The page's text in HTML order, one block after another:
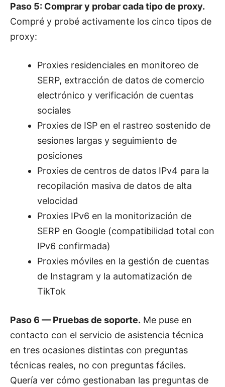
Paso 5: Comprar y probar cada tipo de proxy.
Compré y probé activamente los cinco tipos de
proxy:
Proxies residenciales en monitoreo de
SERP, extracción de datos de comercio
electrónico y verificación de cuentas
sociales
Proxies de ISP en el rastreo sostenido de
sesiones largas y seguimiento de
posiciones
Proxies de centros de datos IPv4 para la
recopilación masiva de datos de alta
velocidad
Proxies IPv6 en la monitorización de
SERP en Google (compatibilidad total con
IPv6 confirmada)
Proxies móviles en la gestión de cuentas
de Instagram y la automatización de
TikTok
Paso 6 — Pruebas de soporte. Me puse en
contacto con el servicio de asistencia técnica
en tres ocasiones distintas con preguntas
técnicas reales, no con preguntas fáciles.
Quería ver cómo gestionaban las preguntas de